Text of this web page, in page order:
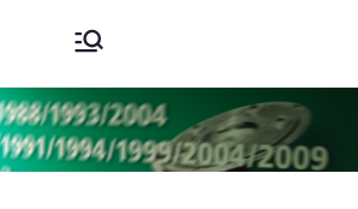
Fanclub
Ritterhude